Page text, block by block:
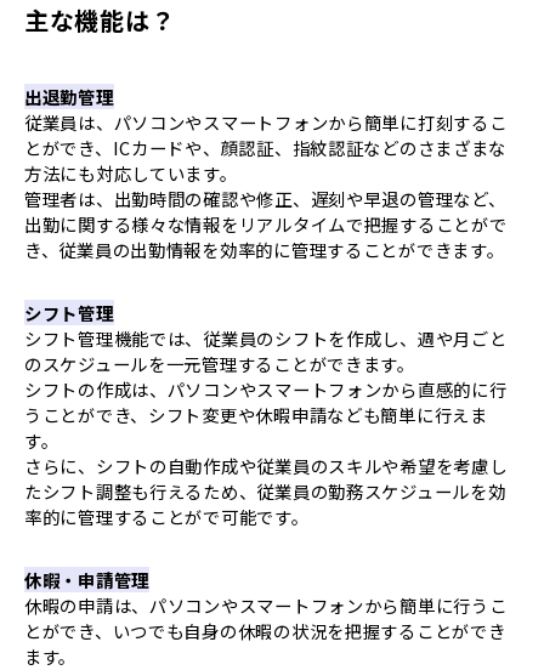
主な機能は？
出退勤管理
従業員は、パソコンやスマートフォンから簡単に打刻するこ
とができ、ICカードや、顔認証、指紋認証などのさまざまな
方法にも対応しています。
管理者は、出勤時間の確認や修正、遅刻や早退の管理など、
出勤に関する様々な情報をリアルタイムで把握することがで
き、従業員の出勤情報を効率的に管理することができます。
シフト管理
シフト管理機能では、従業員のシフトを作成し、週や月ごと
のスケジュールを一元管理することができます。
シフトの作成は、パソコンやスマートフォンから直感的に行
うことができ、シフト変更や休暇申請なども簡単に行えま
す。
さらに、シフトの自動作成や従業員のスキルや希望を考慮し
たシフト調整も行えるため、従業員の勤務スケジュールを効
率的に管理することがで可能です。
休暇・申請管理
休暇の申請は、パソコンやスマートフォンから簡単に行うこ
とができ、いつでも自身の休暇の状況を把握することができ
ます。